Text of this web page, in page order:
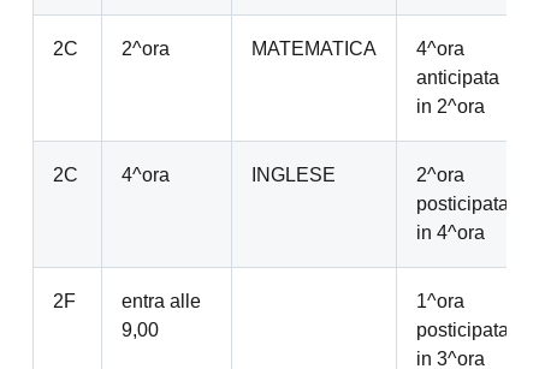
2C 2^ora MATEMATICA
4^ora
anticipata
in 2^ora
2C 4^ora INGLESE
2^ora
posticipata
in 4^ora
2F
entra alle
9,00
1^ora
posticipata
in 3^ora